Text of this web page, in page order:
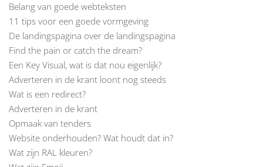
Belang van goede webteksten
11 tips voor een goede vormgeving
De landingspagina over de landingspagina
Find the pain or catch the dream?
Een Key Visual, wat is dat nou eigenlijk?
Adverteren in de krant loont nog steeds
Wat is een redirect?
Adverteren in de krant
Opmaak van tenders
Website onderhouden? Wat houdt dat in?
Wat zijn RAL kleuren?